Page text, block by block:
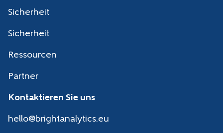
Sicherheit
Sicherheit
Ressourcen
Partner
Kontaktieren Sie uns
hello@brightanalytics.eu